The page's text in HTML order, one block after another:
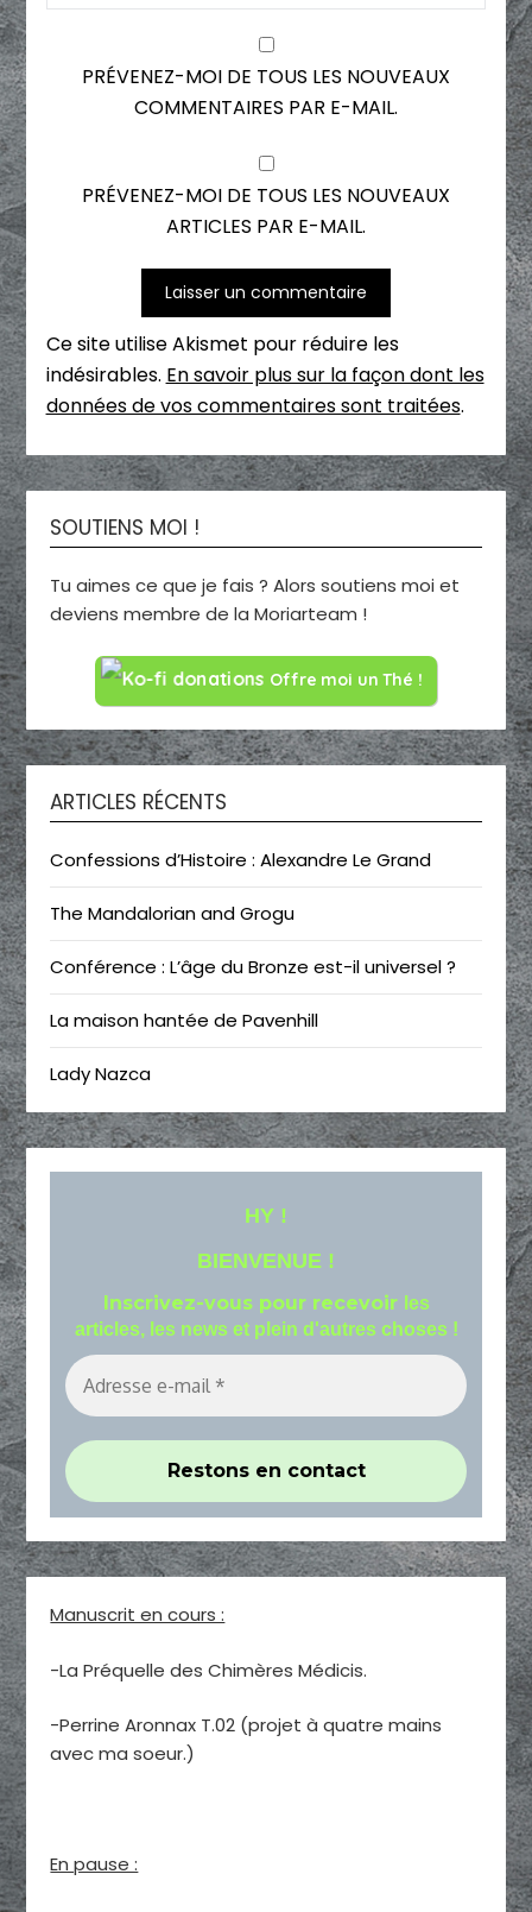
PRÉVENEZ-MOI DE TOUS LES NOUVEAUX
COMMENTAIRES PAR E-MAIL.
PRÉVENEZ-MOI DE TOUS LES NOUVEAUX
ARTICLES PAR E-MAIL.
Ce site utilise Akismet pour réduire les
indésirables. En savoir plus sur la façon dont les
données de vos commentaires sont traitées.
SOUTIENS MOI !
Tu aimes ce que je fais ? Alors soutiens moi et
deviens membre de la Moriarteam !
Offre moi un Thé !
ARTICLES RÉCENTS
Confessions d’Histoire : Alexandre Le Grand
The Mandalorian and Grogu
Conférence : L’âge du Bronze est-il universel ?
La maison hantée de Pavenhill
Lady Nazca
HY !
BIENVENUE !
Inscrivez-vous pour recevoir les
articles, les news et plein d'autres choses !
Manuscrit en cours :
-La Préquelle des Chimères Médicis.
-Perrine Aronnax T.02 (projet à quatre mains
avec ma soeur.)
En pause :